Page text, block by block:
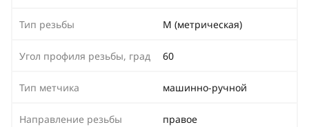
Тип резьбы М (метрическая)
Угол профиля резьбы, град 60
Тип метчика машинно-ручной
Направление резьбы правое